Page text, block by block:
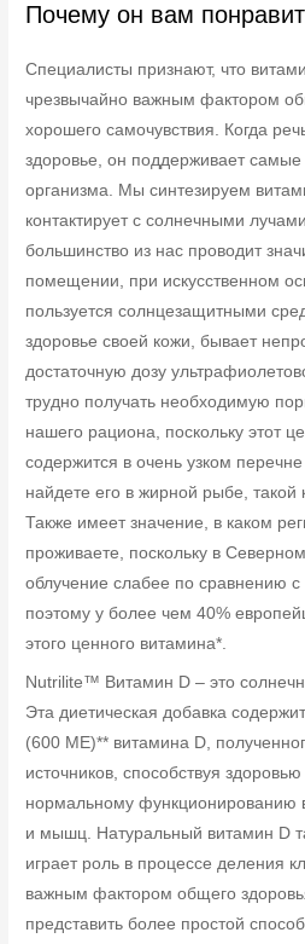
Почему он вам
Специалисты признают, что
чрезвычайно важным фактором
хорошего самочувствия. Когда
здоровье, он поддерживает
организма. Мы синтезируем
контактирует с солнечными
большинство из нас проводит
помещении, при искусственном
пользуется солнцезащитными
здоровье своей кожи, бывает
достаточную дозу
трудно получать необходимую
нашего рациона, поскольку этот
содержится в очень узком
найдете его в жирной рыбе, такой
Также имеет значение, в каком
проживаете, поскольку в
облучение слабее по сравнению
поэтому у более чем 40%
этого ценного витамина*.
Nutrilite™ Витамин D – это
Эта диетическая добавка
(600 МЕ)** витамина D,
источников, способствуя
нормальному функционированию
и мышц. Натуральный витамин D
играет роль в процессе деления
важным фактором общего
представить более простой